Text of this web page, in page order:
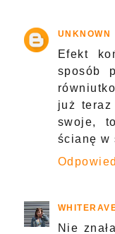
UNKNOWN
Efekt
sposób
już
swoje,
ścianę w
Nie